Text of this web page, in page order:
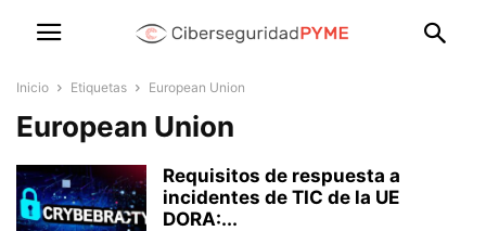
Inicio Etiquetas European Union
European Union
Requisitos de respuesta a
incidentes de TIC de la UE
DORA:...